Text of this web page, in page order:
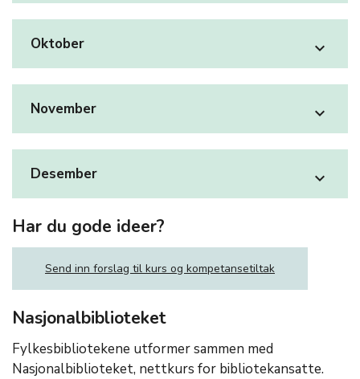
Oktober expand_more
November expand_more
Desember expand_more
Har du gode ideer?
Send inn forslag til kurs og kompetansetiltak
Nasjonalbiblioteket
Fylkesbibliotekene utformer sammen med
Nasjonalbiblioteket, nettkurs for bibliotekansatte.